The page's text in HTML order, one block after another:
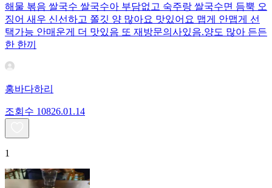
해물 볶음 쌀국수 쌀국수아 부담없고 숙주랑 쌀국수면 듬뿍 오
징어 새우 신선하고 쫄깃 양 많아요 맛있어요 맵게 안맵게 선
택가능 안매운게 더 맛있음 또 재방문의사있음.양도 많아 든든
한 한끼
홍바다하리
조회수 10826.01.14
1